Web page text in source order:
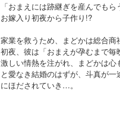
「おまえには跡継ぎを産んでもら
お嫁入り初夜から子作り!?
家業を救うため、まどかは総合
初夜、彼は「おまえが孕むまで毎
激しい情熱を注がれ、まどかは
と愛なき結婚のはずが、斗真が
にほだされていき…。